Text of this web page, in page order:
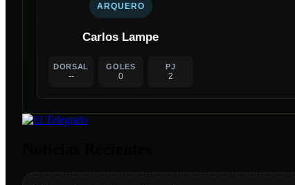
ARQUERO
Carlos Lampe
DORSAL
--
GOLES
0
PJ
2